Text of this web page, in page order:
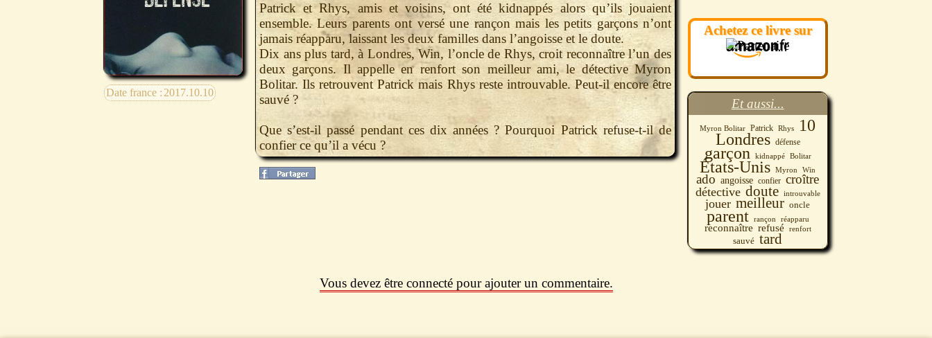
Date france :2017.10.10
Patrick et Rhys, amis et voisins, ont été kidnappés alors qu’ils jouaient
ensemble. Leurs parents ont versé une rançon mais les petits garçons n’ont
jamais réapparu, laissant les deux familles dans l’angoisse et le doute.
Dix ans plus tard, à Londres, Win, l’oncle de Rhys, croit reconnaître l’un des
deux garçons. Il appelle en renfort son meilleur ami, le détective Myron
Bolitar. Ils retrouvent Patrick mais Rhys reste introuvable. Peut-il encore être
sauvé ?
Que s’est-il passé pendant ces dix années ? Pourquoi Patrick refuse-t-il de
confier ce qu’il a vécu ?
Achetez ce livre sur
Et aussi...
Myron Bolitar Patrick Rhys 10
Londres défense
garçon kidnappé Bolitar
États-Unis Myron Win
ado angoisse confier croître
détective doute introuvable
jouer meilleur oncle
parent rançon réapparu
reconnaître refusé renfort
sauvé tard
Vous devez être connecté pour ajouter un commentaire.